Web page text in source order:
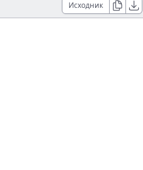
Исходник